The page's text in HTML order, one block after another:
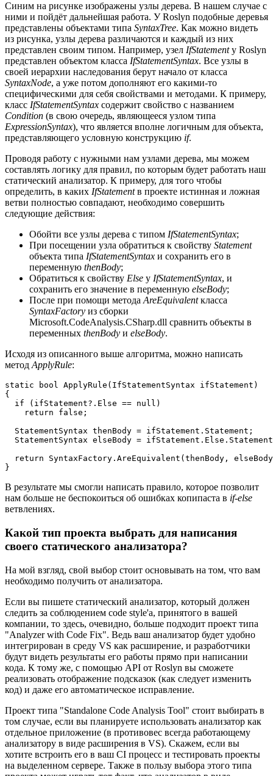
Синим на рисунке изображены узлы дерева. В нашем случае с
ними и пойдёт дальнейшая работа. У Roslyn подобные деревья
представлены объектами типа SyntaxTree. Как можно видеть
из рисунка, узлы дерева различаются и каждый из них
представлен своим типом. Например, узел IfStatementу Roslyn
представлен объектом класса IfStatementSyntax. Все узлы в
своей иерархии наследования берут начало от класса
SyntaxNode, а уже потом дополняют его какими-то
специфическими для себя свойствами и методами. К примеру,
класс IfStatementSyntax содержит свойство с названием
Condition (в свою очередь, являющееся узлом типа
ExpressionSyntax), что является вполне логичным для объекта,
представляющего условную конструкцию if.
Проводя работу с нужными нам узлами дерева, мы можем
составлять логику для правил, по которым будет работать наш
статический анализатор. К примеру, для того чтобы
определить, в каких IfStatementв проекте истинная и ложная
ветви полностью совпадают, необходимо совершить
следующие действия:
Обойти все узлы дерева с типом IfStatementSyntax;
При посещении узла обратиться к свойству Statement
объекта типа IfStatementSyntax и сохранить его в
переменную thenBody;
Обратиться к свойству Else у IfStatementSyntax, и
сохранить его значение в переменную elseBody;
После при помощи метода AreEquivalentкласса
SyntaxFactory из сборки
Microsoft.CodeAnalysis.CSharp.dll сравнить объекты в
переменных thenBody и elseBody.
Исходя из описанного выше алгоритма, можно написать
метод ApplyRule:
static bool ApplyRule(IfStatementSyntax ifStatement)
{
  if (ifStatement?.Else == null)
    return false;
  StatementSyntax thenBody = ifStatement.Statement;
StatementSyntax elseBody =
return SyntaxFactory.AreEquivalent(thenBody,
}
В результате мы смогли написать правило, которое позволит
нам больше не беспокоиться об ошибках копипаста в if-else
ветвлениях.
Какой тип проекта выбрать для написания
своего статического анализатора?
На мой взгляд, свой выбор стоит основывать на том, что вам
необходимо получить от анализатора.
Если вы пишете статический анализатор, который должен
следить за соблюдением code style'а, принятого в вашей
компании, то здесь, очевидно, больше подходит проект типа
"Analyzer with Code Fix". Ведь ваш анализатор будет удобно
интегрирован в среду VS как расширение, и разработчики
будут видеть результаты его работы прямо при написании
кода. К тому же, с помощью API от Roslyn вы сможете
реализовать отображение подсказок (как следует изменить
код) и даже его автоматическое исправление.
Проект типа "Standalone Code Analysis Tool" стоит выбирать в
том случае, если вы планируете использовать анализатор как
отдельное приложение (в противовес всегда работающему
анализатору в виде расширения в VS). Скажем, если вы
хотите встроить его в ваш CI процесс и тестировать проекты
на выделенном сервере. Также в пользу выбора этого типа